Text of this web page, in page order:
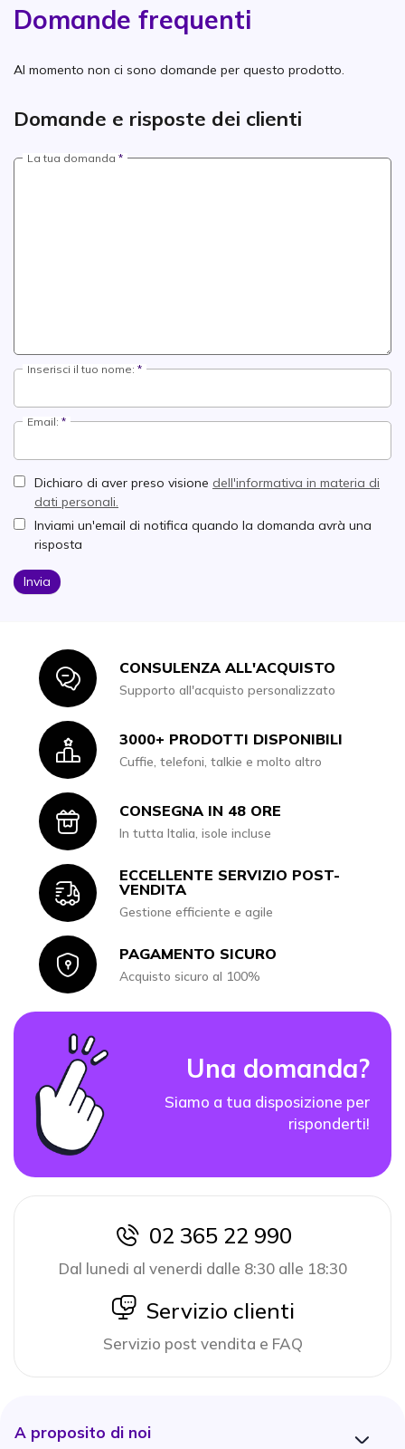
Domande frequenti
Al momento non ci sono domande per questo prodotto.
Domande e risposte dei clienti
La tua domanda
Inserisci il tuo nome:
Email:
Dichiaro di aver preso visione dell'informativa in materia di
dati personali.
Inviami un'email di notifica quando la domanda avrà una
risposta
Invia
IconCONSULENZA ALL'ACQUISTO
Supporto all'acquisto personalizzato
Icon3000+ PRODOTTI DISPONIBILI
Cuffie, telefoni, talkie e molto altro
IconCONSEGNA IN 48 ORE
In tutta Italia, isole incluse
Icon
ECCELLENTE SERVIZIO POST-
VENDITA
Gestione efficiente e agile
IconPAGAMENTO SICURO
Acquisto sicuro al 100%
Una domanda?
Siamo a tua disposizione per
risponderti!
icon
02 365 22 990
Dal lunedi al venerdi dalle 8:30 alle 18:30
icon
Servizio clienti
Servizio post vendita e FAQ
A proposito di noi